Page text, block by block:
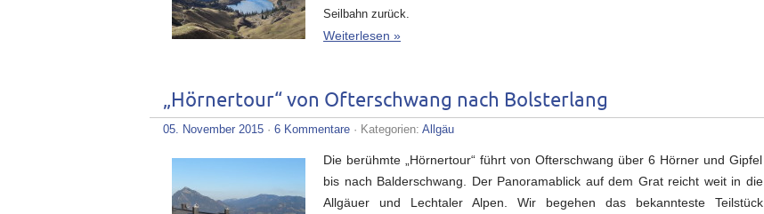
Seilbahn zurück.
Weiterlesen »
„Hörnertour“ von Ofterschwang nach Bolsterlang
05. November 2015 · 6 Kommentare · Kategorien: Allgäu
Die berühmte „Hörnertour“ führt von Ofterschwang über 6 Hörner und Gipfel
bis nach Balderschwang. Der Panoramablick auf dem Grat reicht weit in die
Allgäuer und Lechtaler Alpen. Wir begehen das bekannteste Teilstück